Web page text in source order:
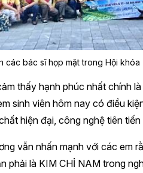
các bác sĩ họp mặt trong Hội
thấy hạnh phúc nhất chính
sinh viên hôm nay có điều
hiện đại, công nghệ tiên
vẫn nhấn mạnh với các em
phải là KIM CHỈ NAM trong